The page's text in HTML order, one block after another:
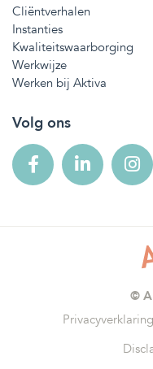
Cliëntverhalen
Instanties
Kwaliteitswaarborging
Werkwijze
Werken bij Aktiva
Volg ons
©
Privacyverklaring